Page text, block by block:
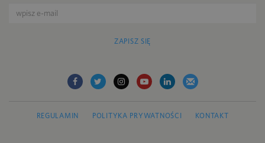
ZAPISZ SIĘ
REGULAMIN POLITYKA PRYWATNOŚCI KONTAKT